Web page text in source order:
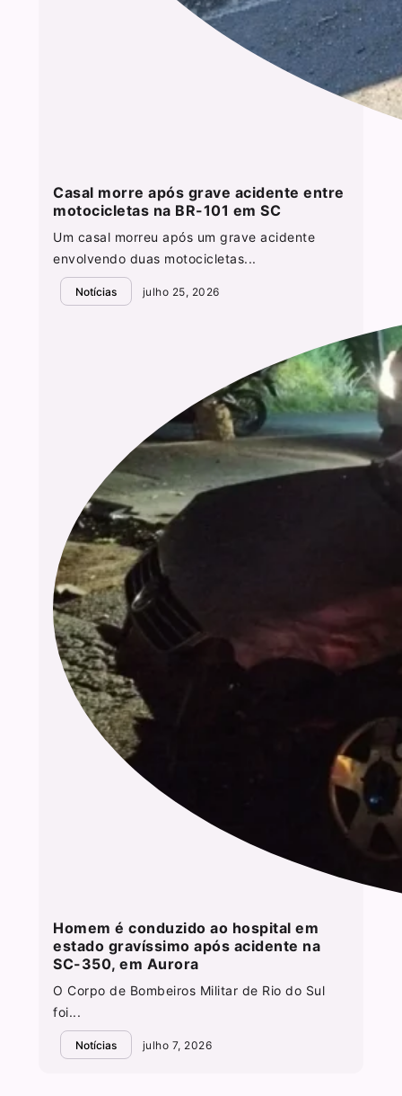
Casal morre após grave acidente entre
motocicletas na BR-101 em SC
Um casal morreu após um grave acidente
envolvendo duas motocicletas...
Notícias julho 25, 2026
Homem é conduzido ao hospital em
estado gravíssimo após acidente na
SC-350, em Aurora
O Corpo de Bombeiros Militar de Rio do Sul
foi...
Notícias julho 7, 2026